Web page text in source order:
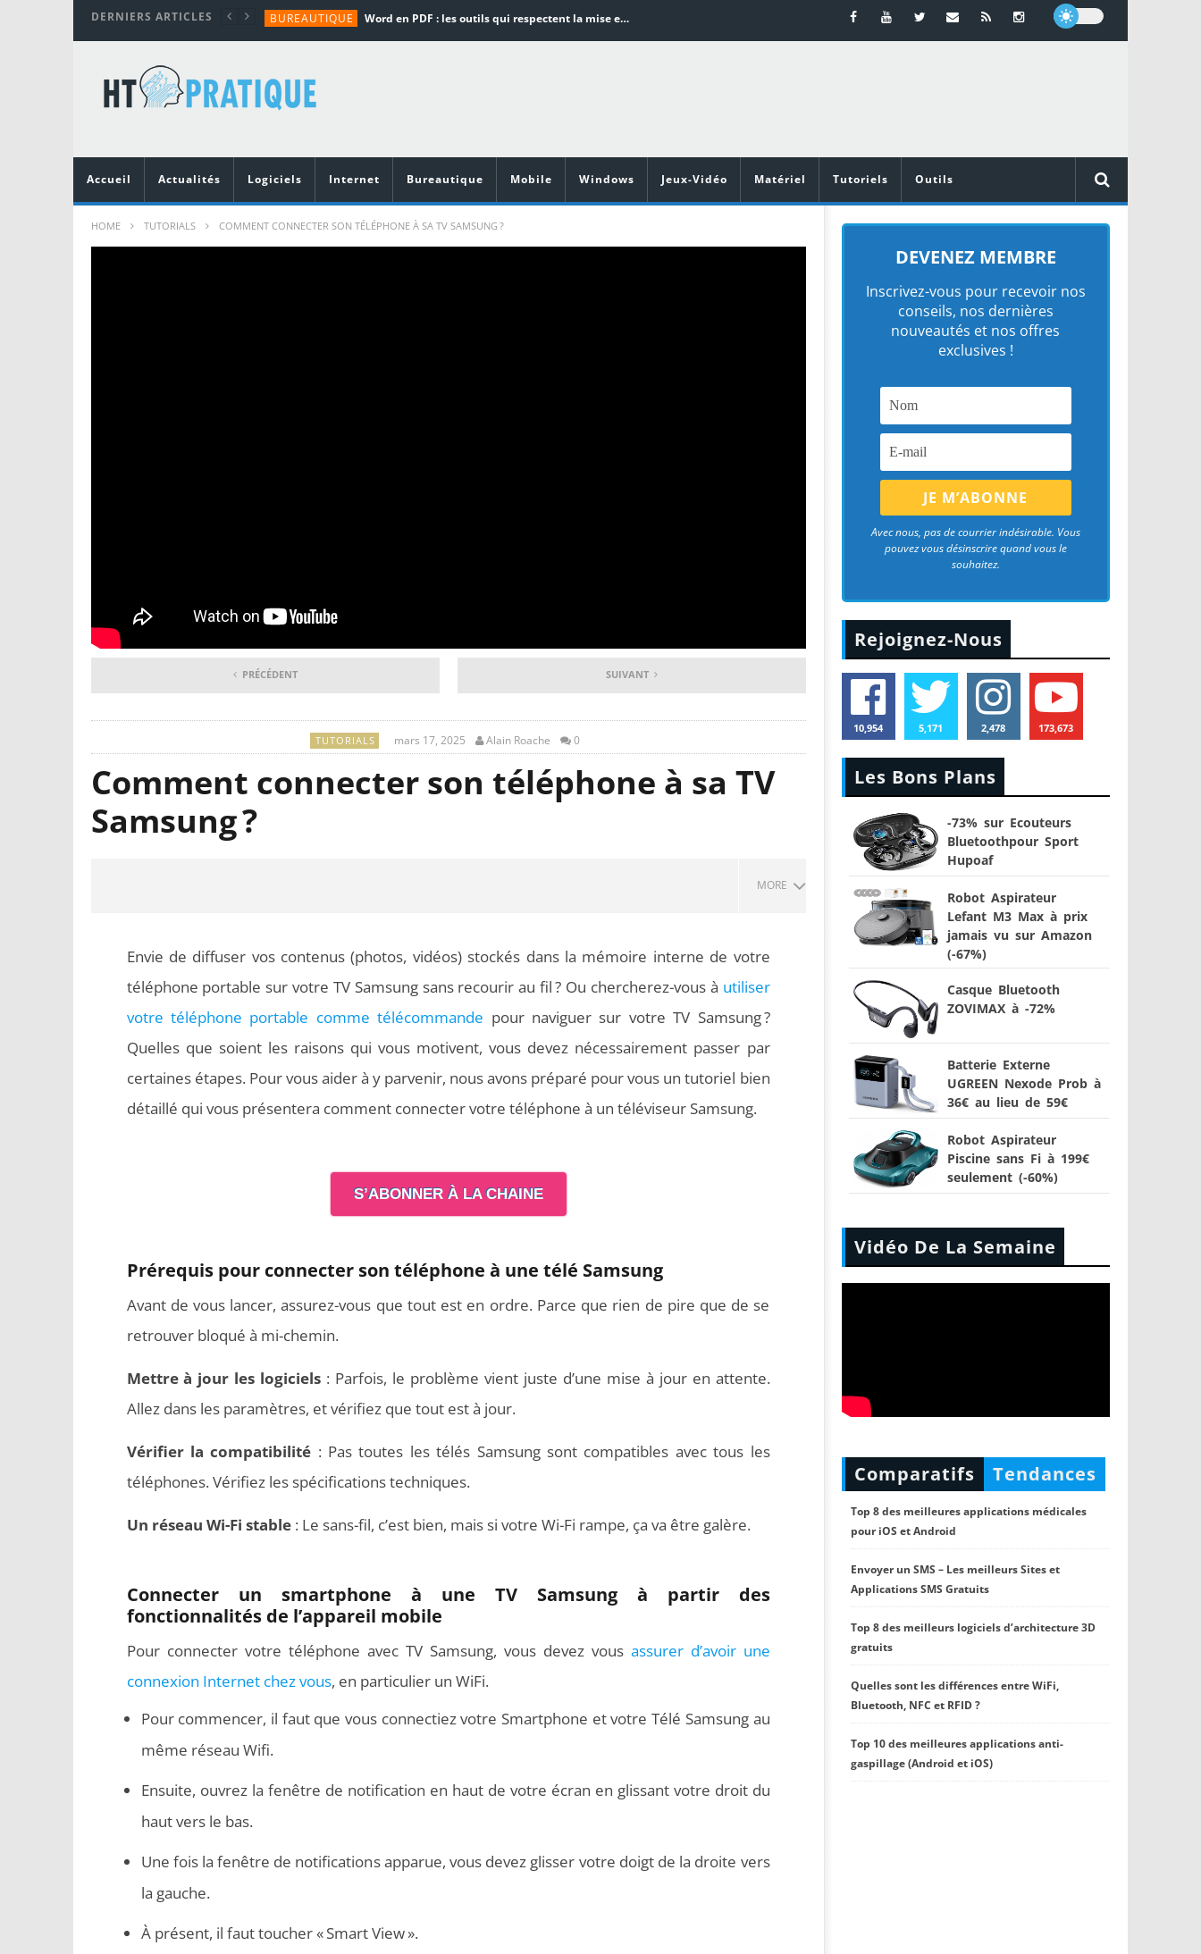
DERNIERS ARTICLES BUREAUTIQUE Word en PDF : les outils qui respectent la mise en page
TUTORIALS
MATÉRIEL
Vidéoprojecteurs Asus : Top 6 des meilleurs modèles de la marque
Accueil
Actualités Logiciels Internet Bureautique Mobile Windows Jeux-Vidéo Matériel Tutoriels Outils
HOME TUTORIALS COMMENT CONNECTER SON TÉLÉPHONE À SA TV SAMSUNG ?
PRÉCÉDENT SUIVANT
TUTORIALS mars 17, 2025 Alain Roache 0
Comment connecter son téléphone à sa TV
Samsung ?
MORE
NOW VIEWING
Comment connecter son téléphone
Word en PDF : les outils qui
Aspirateurs ECOVACS : Top 9 des
Windows 10 ?
Envie de diffuser vos contenus (photos, vidéos) stockés dans la mémoire interne de votre
téléphone portable sur votre TV Samsung sans recourir au fil ? Ou chercherez-vous à utiliser
votre téléphone portable comme télécommande pour naviguer sur votre TV Samsung ?
Quelles que soient les raisons qui vous motivent, vous devez nécessairement passer par
certaines étapes. Pour vous aider à y parvenir, nous avons préparé pour vous un tutoriel bien
détaillé qui vous présentera comment connecter votre téléphone à un téléviseur Samsung.
S’ABONNER À LA CHAINE
Prérequis pour connecter son téléphone à une télé Samsung
Avant de vous lancer, assurez-vous que tout est en ordre. Parce que rien de pire que de se
retrouver bloqué à mi-chemin.
Mettre à jour les logiciels : Parfois, le problème vient juste d’une mise à jour en attente.
Allez dans les paramètres, et vérifiez que tout est à jour.
Vérifier la compatibilité : Pas toutes les télés Samsung sont compatibles avec tous les
téléphones. Vérifiez les spécifications techniques.
Un réseau Wi-Fi stable: Le sans-fil, c’est bien, mais si votre Wi-Fi rampe, ça va être galère.
Connecter un smartphone à une TV Samsung à partir des
fonctionnalités de l’appareil mobile
Pour connecter votre téléphone avec TV Samsung, vous devez vous assurer d’avoir une
connexion Internet chez vous, en particulier un WiFi.
Pour commencer, il faut que vous connectiez votre Smartphone et votre Télé Samsung au
même réseau Wifi.
Ensuite, ouvrez la fenêtre de notification en haut de votre écran en glissant votre droit du
haut vers le bas.
Une fois la fenêtre de notifications apparue, vous devez glisser votre doigt de la droite vers
la gauche.
À présent, il faut toucher « Smart View ».
DEVENEZ MEMBRE
Inscrivez-vous pour recevoir nos
conseils, nos dernières
nouveautés et nos offres
exclusives !
Avec nous, pas de courrier indésirable. Vous
pouvez vous désinscrire quand vous le
souhaitez.
Rejoignez-Nous
10,954 5,171 2,478 173,673
Les Bons Plans
-73% sur Ecouteurs
Bluetoothpour Sport
Hupoaf
Robot Aspirateur
Lefant M3 Max à prix
jamais vu sur Amazon
(-67%)
Casque Bluetooth
ZOVIMAX à -72%
Batterie Externe
UGREEN Nexode Prob à
36€ au lieu de 59€
Robot Aspirateur
Piscine sans Fi à 199€
seulement (-60%)
Vidéo De La Semaine
Comparatifs Tendances
Top 8 des meilleures applications médicales
pour iOS et Android
Envoyer un SMS – Les meilleurs Sites et
Applications SMS Gratuits
Top 8 des meilleurs logiciels d’architecture 3D
gratuits
Quelles sont les différences entre WiFi,
Bluetooth, NFC et RFID ?
Top 10 des meilleures applications anti-
gaspillage (Android et iOS)